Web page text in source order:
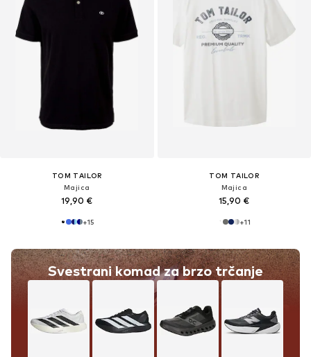
TOM TAILOR
Majica
19,90 €
+15
Svestrani komad za brzo trčanje
TOM TAILOR
Majica
15,90 €
+11